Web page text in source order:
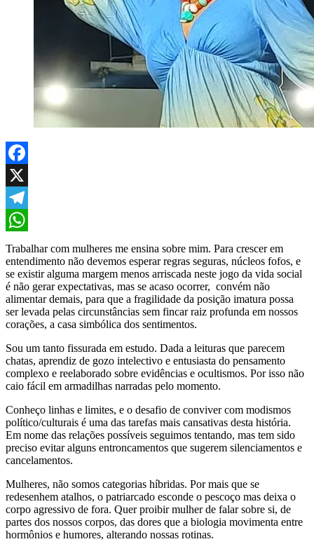
Facebook
X
Telegram
WhatsApp
Trabalhar com mulheres me ensina sobre mim. Para crescer em
entendimento não devemos esperar regras seguras, núcleos fofos, e
se existir alguma margem menos arriscada neste jogo da vida social
é não gerar expectativas, mas se acaso ocorrer, convém não
alimentar demais, para que a fragilidade da posição imatura possa
ser levada pelas circunstâncias sem fincar raiz profunda em nossos
corações, a casa simbólica dos sentimentos.
Sou um tanto fissurada em estudo. Dada a leituras que parecem
chatas, aprendiz de gozo intelectivo e entusiasta do pensamento
complexo e reelaborado sobre evidências e ocultismos. Por isso não
caio fácil em armadilhas narradas pelo momento.
Conheço linhas e limites, e o desafio de conviver com modismos
político/culturais é uma das tarefas mais cansativas desta história.
Em nome das relações possíveis seguimos tentando, mas tem sido
preciso evitar alguns entroncamentos que sugerem silenciamentos e
cancelamentos.
Mulheres, não somos categorias híbridas. Por mais que se
redesenhem atalhos, o patriarcado esconde o pescoço mas deixa o
corpo agressivo de fora. Quer proibir mulher de falar sobre si, de
partes dos nossos corpos, das dores que a biologia movimenta entre
hormônios e humores, alterando nossas rotinas.